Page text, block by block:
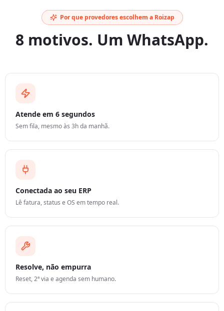
Por que provedores escolhem a Roizap
8 motivos. Um WhatsApp.
Atende em 6 segundos
Sem fila, mesmo às 3h da manhã.
Conectada ao seu ERP
Lê fatura, status e OS em tempo real.
Resolve, não empurra
Reset, 2ª via e agenda sem humano.